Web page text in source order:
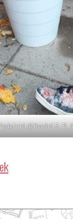
dýňování 5. B_4